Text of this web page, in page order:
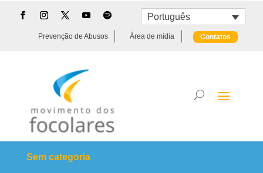
Português
Prevenção de Abusos Área de mídia Contatos
Sem categoria